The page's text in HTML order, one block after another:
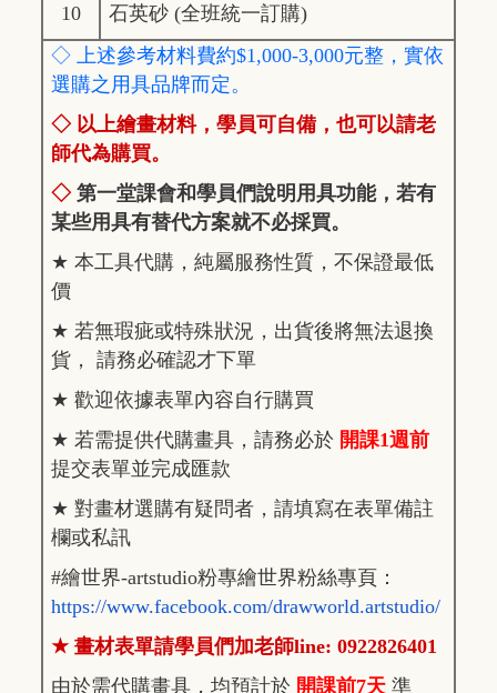
10
石英砂 (全班統一訂購)
◇ 上述參考材料費約$1,000-3,000元整，實依
選購之用具品牌而定。
◇ 以上繪畫材料，學員可自備，也可以請老
師代為購買。
◇ 第一堂課會和學員們說明用具功能，若有
某些用具有替代方案就不必採買。
★ 本工具代購，純屬服務性質，不保證最低
價
★ 若無瑕疵或特殊狀況，出貨後將無法退換
貨， 請務必確認才下單
★ 歡迎依據表單內容自行購買
★ 若需提供代購畫具，請務必於 開課1週前
提交表單並完成匯款
★ 對畫材選購有疑問者，請填寫在表單備註
欄或私訊
#繪世界-artstudio粉專繪世界粉絲專頁：
https://www.facebook.com/drawworld.artstudio/
★ 畫材表單請學員們加老師line: 0922826401
由於需代購畫具，均預計於 開課前7天 準